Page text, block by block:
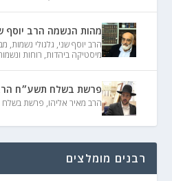
מהות הנשמה הרב יוסף
הרב יוסף שני, גלגולי נשמות,
מיסטיקה ביהדות, רוחות
פרשת בשלח תשע״ח
הרב מאיר אליהו, פרשת בשלח
רבנים מומלצים